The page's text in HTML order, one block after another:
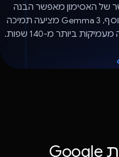
של האסימון מאפשר הבנה
מעמיקה יותר ומשימות מורכבות יותר. בנוסף, Gemma 3 מציעה תמיכה
ביותר מ-140 שפות.